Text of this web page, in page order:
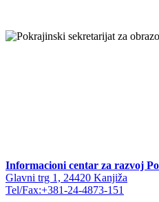
Informacioni centar za razvoj
Glavni trg 1, 24420 Kanjiža
Tel/Fax:+381-24-4873-151